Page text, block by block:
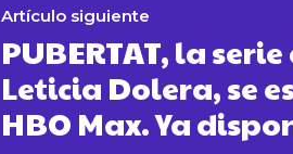
Artículo siguiente
PUBERTAT, la
Leticia Dolera, se
HBO Max. Ya